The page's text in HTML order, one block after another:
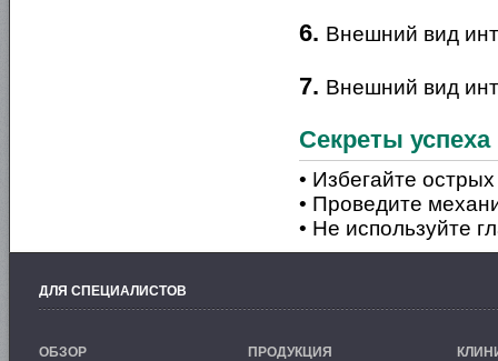
6. Внешний вид
7. Внешний вид
Секреты успеха
• Избегайте
• Проведите
• Не используйте
ДЛЯ СПЕЦИАЛИСТОВ
ОБЗОР ПРОДУКЦИЯ